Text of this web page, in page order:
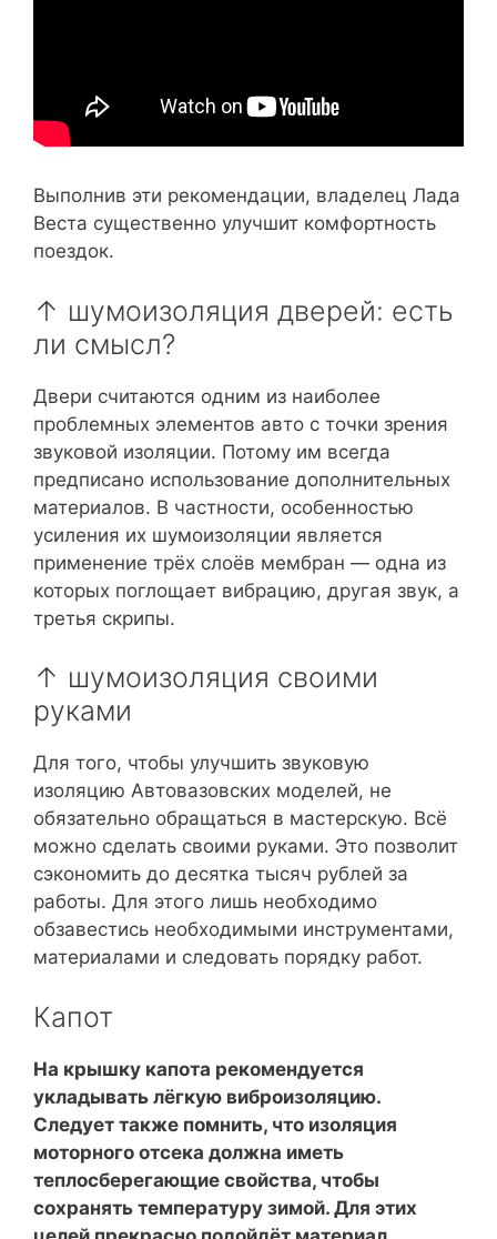
Выполнив эти рекомендации, владелец Лада
Веста существенно улучшит комфортность
поездок.
↑ шумоизоляция дверей: есть
ли смысл?
Двери считаются одним из наиболее
проблемных элементов авто с точки зрения
звуковой изоляции. Потому им всегда
предписано использование дополнительных
материалов. В частности, особенностью
усиления их шумоизоляции является
применение трёх слоёв мембран — одна из
которых поглощает вибрацию, другая звук, а
третья скрипы.
↑ шумоизоляция своими
руками
Для того, чтобы улучшить звуковую
изоляцию Автовазовских моделей, не
обязательно обращаться в мастерскую. Всё
можно сделать своими руками. Это позволит
сэкономить до десятка тысяч рублей за
работы. Для этого лишь необходимо
обзавестись необходимыми инструментами,
материалами и следовать порядку работ.
Капот
На крышку капота рекомендуется
укладывать лёгкую виброизоляцию.
Следует также помнить, что изоляция
моторного отсека должна иметь
теплосберегающие свойства, чтобы
сохранять температуру зимой. Для этих